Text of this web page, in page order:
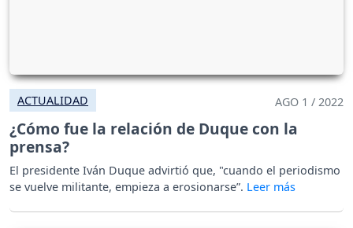
ACTUALIDAD AGO 1 / 2022
¿Cómo fue la relación de Duque con la
prensa?
El presidente Iván Duque advirtió que, "cuando el periodismo
se vuelve militante, empieza a erosionarse”.